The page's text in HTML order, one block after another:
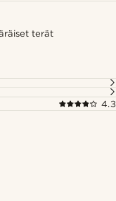
terät
4.3